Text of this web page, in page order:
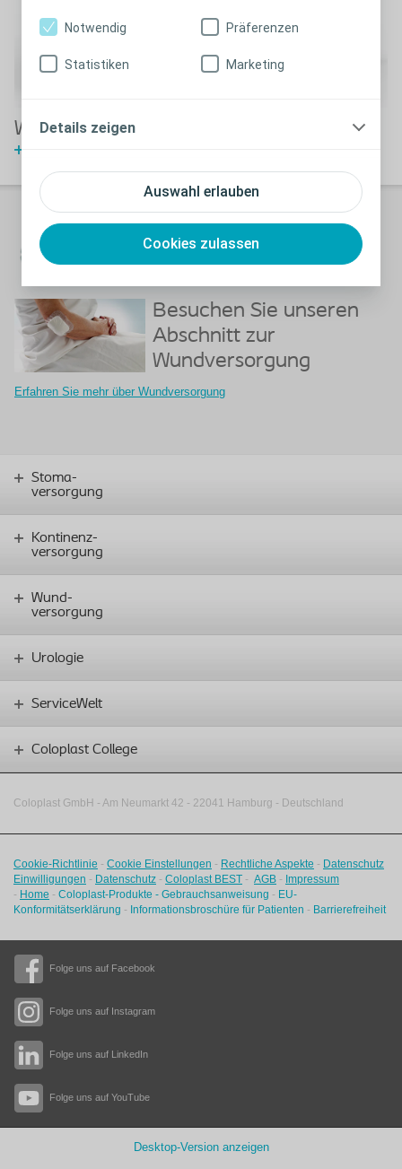
Auswahl erlauben
Cookies zulassen
Notwendig Präferenzen
Statistiken Marketing
Details zeigen
Wie wird Biatain Contact appliziert?
Biatain Silicone
Erfahren Sie mehr über Biatain Silicone
Besuchen Sie unseren
Abschnitt zur
Wundversorgung
Erfahren Sie mehr über Wundversorgung
Folge uns auf Facebook
Folge uns auf Instagram
Folge uns auf LinkedIn
Folge uns auf YouTube
Stoma-
versorgung
Kontinenz-
versorgung
Wund-
versorgung
Urologie
ServiceWelt
Coloplast College
Coloplast GmbH - Am Neumarkt 42 ‑ 22041 Hamburg - Deutschland
Cookie-Richtlinie - Cookie Einstellungen - Rechtliche Aspekte - Datenschutz
Einwilligungen - Datenschutz - Coloplast BEST - AGB - Impressum
- Home - Coloplast-Produkte - Gebrauchsanweisung - EU-
Konformitätserklärung - Informationsbroschüre für Patienten - Barrierefreiheit
Desktop-Version anzeigen